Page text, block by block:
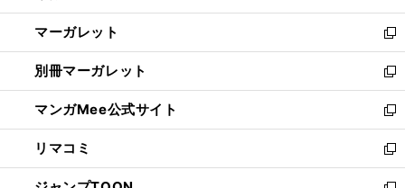
開
く
ウ
で
開
く
ン
ド
ウ
で
開
く
し
い
ウ
ィ
ン
ド
ウ
で
開
マーガレット
新
し
い
ウ
ィ
ン
ド
ウ
別冊マーガレット
新
し
い
ウ
ィ
ン
マンガMee公式サイト
新
し
い
ウ
リマコミ
新
し